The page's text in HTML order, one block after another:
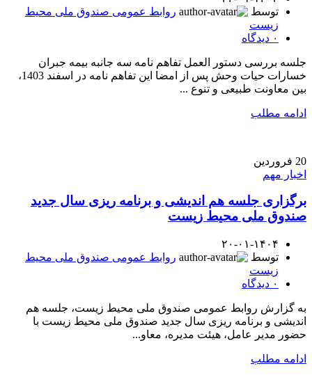
توسط
روابط عمومی صندوق ملی محیط
زیست
۰ دیدگاه
جلسه بررسی دستور العمل تفاهم نامه سه جانبه بیمه جبران
خسارات حیات وحش پس از امضا این تفاهم نامه در اسفند 1403،
بین معاونت طبیعی و تنوع ...
ادامه مطلب
20 فروردین
اخبار مهم
برگزاری جلسه هم اندیشی و برنامه ریزی سال جدید
صندوق ملی محیط زیست
۲۰-۰۱-۱۴۰۴
توسط
روابط عمومی صندوق ملی محیط
زیست
۰ دیدگاه
به گزارش روابط عمومی صندوق ملی محیط زیست، جلسه هم
اندیشی و برنامه ریزی سال جدید صندوق ملی محیط زیست با
حضور مدیر عامل، هیئت مدیره، معاو...
ادامه مطلب